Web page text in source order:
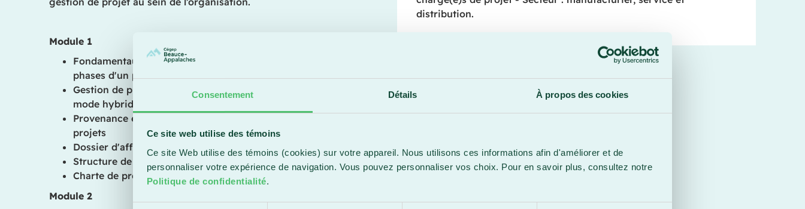
Consentement Détails À propos des cookies
Ce site web utilise des témoins
Ce site Web utilise des témoins (cookies) sur votre appareil. Nous utilisons ces informations afin d'améliorer et de
personnaliser votre expérience de navigation. Vous pouvez personnaliser vos choix. Pour en savoir plus, consultez notre
Politique de confidentialité.
Module 1
Fondamentaux de la gestion de projet : définition, cycle de vie et
phases d'un projet, 8 domaines de performance d'un projet.
Gestion de projet en mode traditionnel, en mode agile et en
mode hybride
Provenance et sélection des projets, gestion du portfolio de
projets
Dossier d'affaires et indicateurs financiers
Structure de gouvernance des projets
Charte de projet et parties prenantes
Module 2
distribution.